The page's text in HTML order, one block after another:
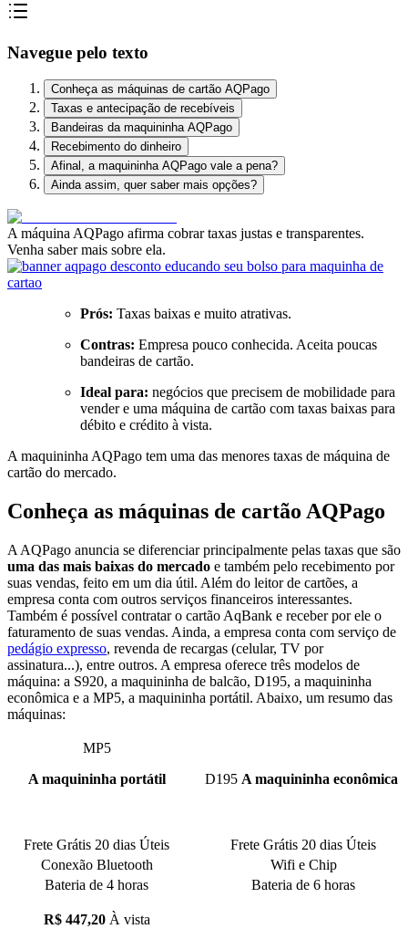
Navegue pelo texto
Conheça as máquinas de cartão AQPago
Taxas e antecipação de recebíveis
Bandeiras da maquininha AQPago
Recebimento do dinheiro
Afinal, a maquininha AQPago vale a pena?
Ainda assim, quer saber mais opções?
A máquina AQPago afirma cobrar taxas justas e transparentes.
Venha saber mais sobre ela.
Prós: Taxas baixas e muito atrativas.
Contras: Empresa pouco conhecida. Aceita poucas
bandeiras de cartão.
Ideal para: negócios que precisem de mobilidade para
vender e uma máquina de cartão com taxas baixas para
débito e crédito à vista.
A maquininha AQPago tem uma das menores taxas de máquina de
cartão do mercado.
Conheça as máquinas de cartão AQPago
A AQPago anuncia se diferenciar principalmente pelas taxas que são
uma das mais baixas do mercado e também pelo recebimento por
suas vendas, feito em um dia útil. Além do leitor de cartões, a
empresa conta com outros serviços financeiros interessantes.
Também é possível contratar o cartão AqBank e receber por ele o
faturamento de suas vendas. Ainda, a empresa conta com serviço de
pedágio expresso, revenda de recargas (celular, TV por
assinatura...), entre outros. A empresa oferece três modelos de
máquina: a S920, a maquininha de balcão, D195, a maquininha
econômica e a MP5, a maquininha portátil. Abaixo, um resumo das
máquinas:
MP5
A maquininha portátil
D195 A maquininha econômica
Frete Grátis 20 dias Úteis
Frete Grátis 20 dias Úteis
Conexão Bluetooth
Wifi e Chip
Bateria de 4 horas
Bateria de 6 horas
R$ 447,20 À vista